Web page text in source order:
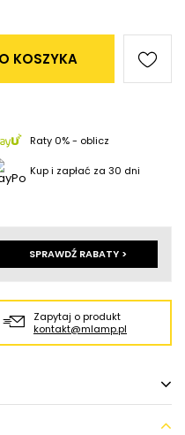
KOSZYKA
Raty 0% - oblicz
Kup i zapłać za 30 dni
SPRAWDŹ RABATY >
Zapytaj o produkt
kontakt@mlamp.pl